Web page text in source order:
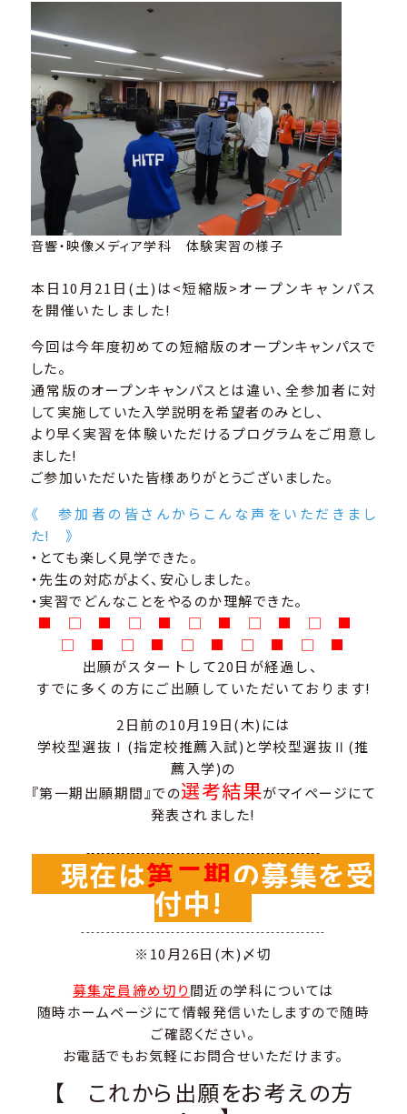
音響・映像メディア学科 体験実習の様子
本日10月21日(土)は<短縮版>オープンキャンパス
を開催いたしました!
今回は今年度初めての短縮版のオープンキャンパスで
した。
通常版のオープンキャンパスとは違い、全参加者に対
して実施していた入学説明を希望者のみとし、
より早く実習を体験いただけるプログラムをご用意し
ました!
ご参加いただいた皆様ありがとうございました。
《 参加者の皆さんからこんな声をいただきまし
た! 》
・とても楽しく見学できた。
・先生の対応がよく、安心しました。
・実習でどんなことをやるのか理解できた。
■ □ ■ □ ■ □ ■ □ ■ □ ■
□ ■ □ ■ □ ■ □ ■ □ ■
出願がスタートして20日が経過し、
すでに多くの方にご出願していただいております!
2日前の10月19日(木)には
学校型選抜Ⅰ(指定校推薦入試)と学校型選抜Ⅱ(推
薦入学)の
『第一期出願期間』での選考結果がマイページにて
発表されました!
-----------------------------------------------
現在は第二期の募集を受
付中!
-------------------------------------------------
※10月26日(木)〆切
募集定員締め切り間近の学科については
随時ホームページにて情報発信いたしますので随時
ご確認ください。
お電話でもお気軽にお問合せいただけます。
【 これから出願をお考えの方